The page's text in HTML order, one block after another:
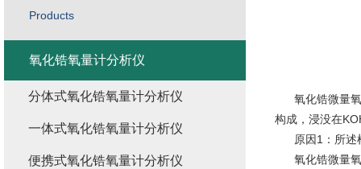
氧化锆微量氧
构成，浸没在
原因1：所述
氧化锆微量氧
Products
氧化锆氧量计分析仪
分体式氧化锆氧量计分析仪
一体式氧化锆氧量计分析仪
便携式氧化锆氧量计分析仪